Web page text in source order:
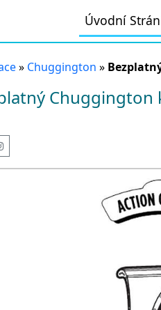
Úvodní
» Chuggington »
Chuggington